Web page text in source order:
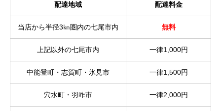
配達地域 配達料金
当店から半径3㎞圏内の七尾市内 無料
上記以外の七尾市内 一律1,000円
中能登町・志賀町・氷見市 一律1,500円
穴水町・羽咋市 一律2,000円